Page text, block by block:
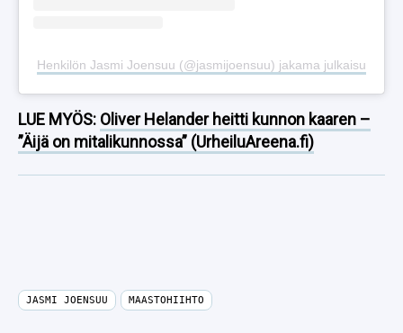
Henkilön Jasmi Joensuu (@jasmijoensuu) jakama julkaisu
LUE MYÖS: Oliver Helander heitti kunnon kaaren –
”Äijä on mitalikunnossa” (UrheiluAreena.fi)
JASMI JOENSUU MAASTOHIIHTO